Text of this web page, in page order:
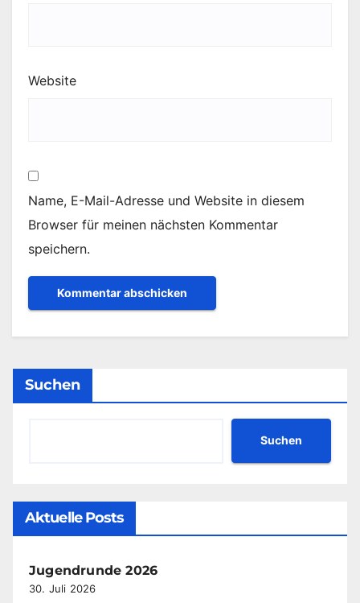
Website
Name, E-Mail-Adresse und Website in diesem
Browser für meinen nächsten Kommentar
speichern.
Suchen
Suchen
Aktuelle Posts
Jugendrunde 2026
30. Juli 2026